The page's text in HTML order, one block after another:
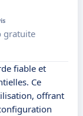
gratuite
fiable et
Ce
offrant